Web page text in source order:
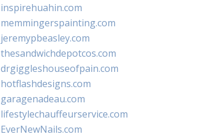
inspirehuahin.com
memmingerspainting.com
jeremypbeasley.com
thesandwichdepotcos.com
drgiggleshouseofpain.com
hotflashdesigns.com
garagenadeau.com
lifestylechauffeurservice.com
EverNewNails.com